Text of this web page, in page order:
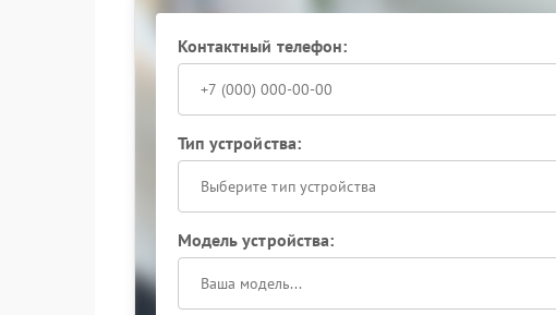
Контактный телефон:
Тип устройства:
Выберите тип устройства
Модель устройства: